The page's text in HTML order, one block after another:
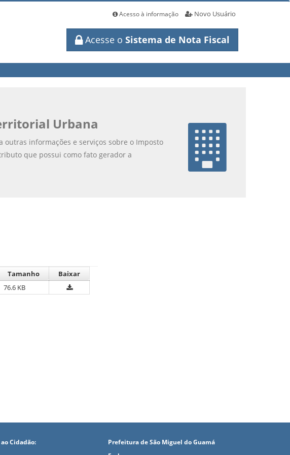
Acesso à informação Novo Usuário
Acesse o Sistema de Nota Fiscal
Urbana
outras informações e serviços sobre o Imposto
que possui como fato gerador a
Tamanho
Baixar
76.6 KB
Cidadão:
Prefeitura de São Miguel do Guamá